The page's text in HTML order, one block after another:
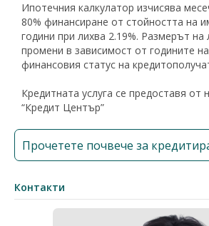
Ипотечния калкулатор изчисява
80% финансиране от стойността на
години при лихва 2.19%. Размерът на
промени в зависимост от годините
финансовия статус на
Кредитната услуга се предоставя от
“Кредит Център”
Прочетете почвече за
Контакти